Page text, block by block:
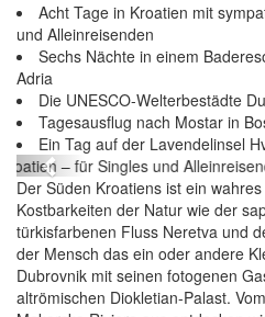
Acht Tage in Kroatien mit
und Alleinreisenden
Sechs Nächte in einem
Adria
Die UNESCO-Welterbestädte
Tagesausflug nach Mostar in
Ein Tag auf der Lavendelinsel
Kroatien – für Singles
Previous
Der Süden Kroatiens ist ein
Kostbarkeiten der Natur wie der
türkisfarbenen Fluss Neretva und
der Mensch das ein oder andere
Dubrovnik mit seinen fotogenen
altrömischen Diokletian-Palast.